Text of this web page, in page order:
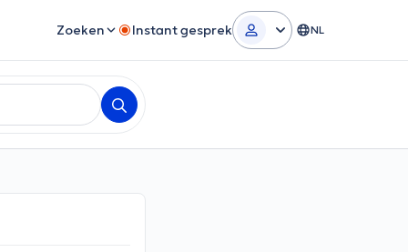
Zoeken Instant gesprek NL